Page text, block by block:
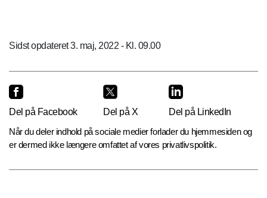
Sidst opdateret 3. maj, 2022 - Kl. 09.00
Del på Facebook Del på X
Del på LinkedIn
Når du deler indhold på sociale medier forlader du hjemmesiden og
er dermed ikke længere omfattet af vores privatlivspolitik.